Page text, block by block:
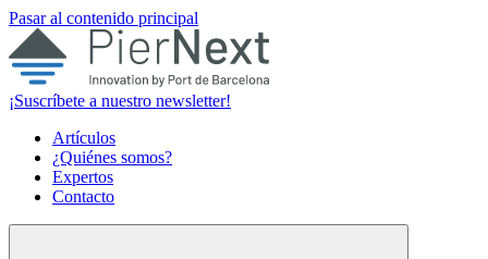
Pasar al contenido principal
¡Suscríbete a nuestro newsletter!
Artículos
¿Quiénes somos?
Expertos
Contacto